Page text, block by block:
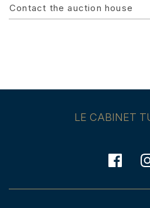
Contact the auction house
LE CABINET